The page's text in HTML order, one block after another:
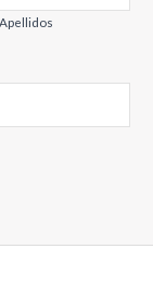
Apellidos